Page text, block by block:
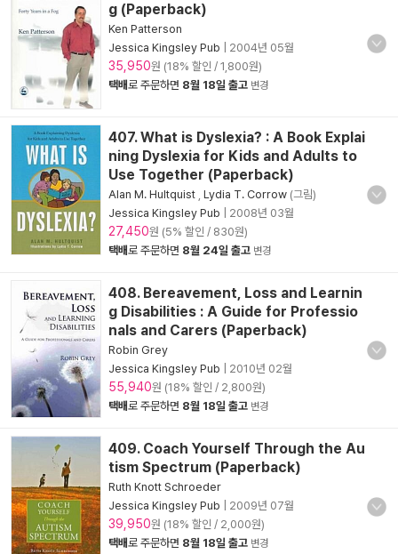
g (Paperback)
Ken Patterson
Jessica Kingsley Pub
2004년 05월
35,950원 (18% 할인 / 1,800원)
택배로 주문하면 8월 18일 출고 변경
407. What is Dyslexia? : A Book Explai
ning Dyslexia for Kids and Adults to
Use Together (Paperback)
Alan M. Hultquist Lydia T. Corrow (그림)
Jessica Kingsley Pub
2008년 03월
27,450원 (5% 할인 / 830원)
택배로 주문하면 8월 24일 출고 변경
408. Bereavement, Loss and Learnin
g Disabilities : A Guide for Professio
nals and Carers (Paperback)
Robin Grey
Jessica Kingsley Pub
2010년 02월
55,940원 (18% 할인 / 2,800원)
택배로 주문하면 8월 18일 출고 변경
409. Coach Yourself Through the Au
tism Spectrum (Paperback)
Ruth Knott Schroeder
Jessica Kingsley Pub
2009년 07월
39,950원 (18% 할인 / 2,000원)
택배로 주문하면 8월 18일 출고 변경